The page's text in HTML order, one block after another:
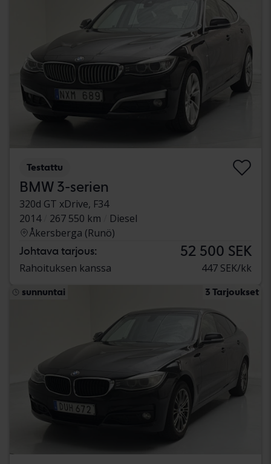
Testattu
BMW 3-serien
320d GT xDrive, F34
2014
267 550 km
Diesel
Åkersberga (Runö)
Johtava tarjous: 52 500 SEK
Rahoituksen kanssa 447 SEK/kk
sunnuntai 3 Tarjoukset